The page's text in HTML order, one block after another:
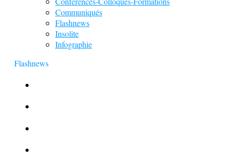
Communiqués
Flashnews
Insolite
Infographie
Flashnews